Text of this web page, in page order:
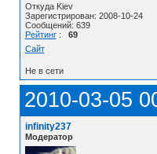
Откуда Kiev
Зарегистрирован: 2008-10-24
Сообщений: 639
Рейтинг: 69
Сайт
Не в сети
2010-03-05
infinity237
Модератор